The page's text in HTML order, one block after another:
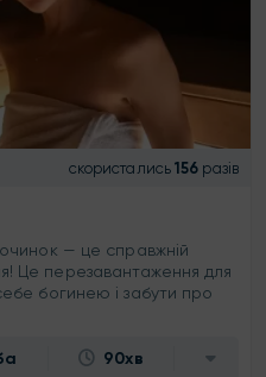
скористались 156 разів
— це справжній
Це перезавантаження для
богинею і забути про
90хв